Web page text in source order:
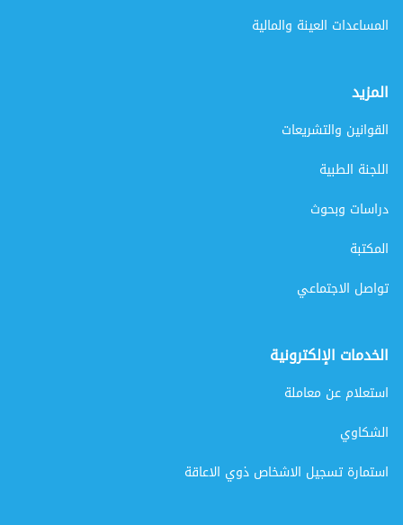
المساعدات العينة والمالية
المزيد
القوانين والتشريعات
اللجنة الطبية
دراسات وبحوث
المكتبة
تواصل الاجتماعي
الخدمات الإلكترونية
استعلام عن معاملة
الشكاوي
استمارة تسجيل الاشخاص ذوي الاعاقة